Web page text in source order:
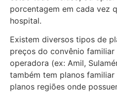
porcentagem em cada vez
hospital.
Existem diversos tipos de
preços do convênio
operadora (ex: Amil,
também tem planos
planos regiões onde